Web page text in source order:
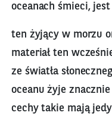
oceanach śmieci,
ten żyjący w morzu
materiał ten
ze światła
oceanu żyje
cechy takie mają